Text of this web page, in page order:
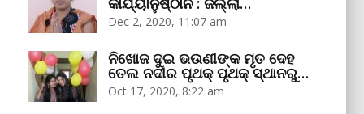
Dec 2, 2020, 11:07 am
ନିଖୋଜ ଦୁଇ ଭଉଣୀଙ୍କ ମୃତ ଦେହ
ତେଲ ନଦୀର ପୃଥକ୍‌ ପୃଥକ୍‌ ସ୍ଥାନରୁ…
Oct 17, 2020, 8:22 am